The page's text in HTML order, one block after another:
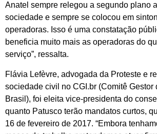
Anatel sempre relegou a segundo plano
sociedade e sempre se colocou em
operadoras. Isso é uma constatação
beneficia muito mais as operadoras do
serviço”, ressalta.
Flávia Lefèvre, advogada da Proteste e
sociedade civil no CGI.br (Comitê Gestor
Brasil), foi eleita vice-presidenta do
quanto Patusco terão mandatos curtos,
16 de fevereiro de 2017. “Embora